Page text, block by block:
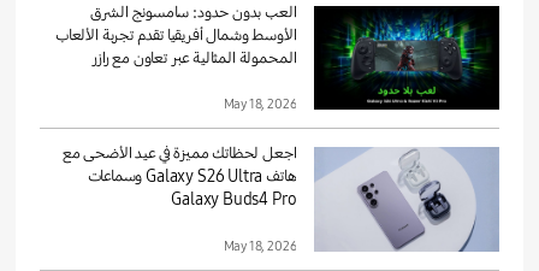
العب بدون حدود: سامسونج الشرق
الأوسط وشمال أفريقيا تقدم تجربة الألعاب
المحمولة المثالية عبر تعاون مع رازر
May 18, 2026
اجعل لحظاتك مميزة في عيد الأضحى مع
هاتف Galaxy S26 Ultra وسماعات
Galaxy Buds4 Pro
May 18, 2026